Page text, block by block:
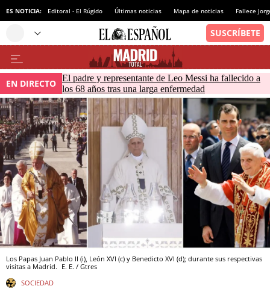
ES NOTICIA: Editoral - El Rúgido Últimas noticias Mapa de noticias Fallece
EN DIRECTO El padre y representante de Leo Messi ha fallecido a
los 68 años tras una larga enfermedad
Los Papas Juan Pablo II (i), León XVI (c) y Benedicto XVI (d); durante sus respectivas
visitas a Madrid. E. E. / Gtres
SOCIEDAD